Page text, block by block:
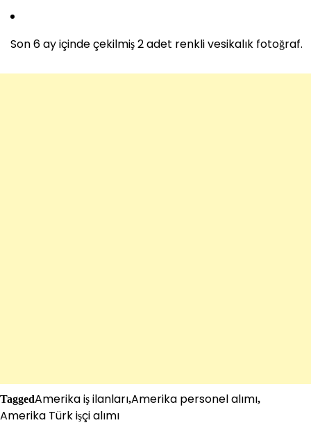
Son 6 ay içinde çekilmiş 2 adet renkli vesikalık fotoğraf.
TaggedAmerika iş ilanları,Amerika personel alımı,
Amerika Türk işçi alımı